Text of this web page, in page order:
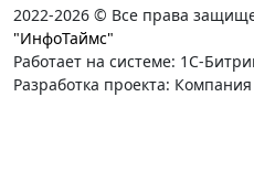
2022-2026 © Все права
"ИнфоТаймс"
Работает на системе: 1С-
Разработка проекта: